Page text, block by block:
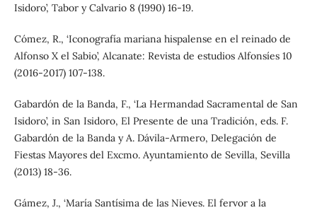
Isidoro’, Tabor y Calvario 8 (1990) 16-19.
Cómez, R., ‘Iconografía mariana hispalense en el reinado de
Alfonso X el Sabio’, Alcanate: Revista de estudios Alfonsíes 10
(2016-2017) 107-138.
Gabardón de la Banda, F., ‘La Hermandad Sacramental de San
Isidoro’, in San Isidoro, El Presente de una Tradición, eds. F.
Gabardón de la Banda y A. Dávila-Armero, Delegación de
Fiestas Mayores del Excmo. Ayuntamiento de Sevilla, Sevilla
(2013) 18-36.
Gámez, J., ‘María Santísima de las Nieves. El fervor a la